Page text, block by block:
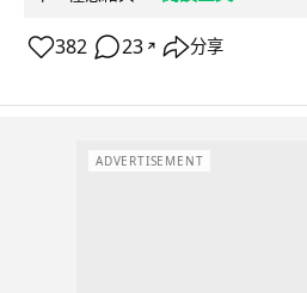
382 23 ↗ 分享
ADVERTISEMENT